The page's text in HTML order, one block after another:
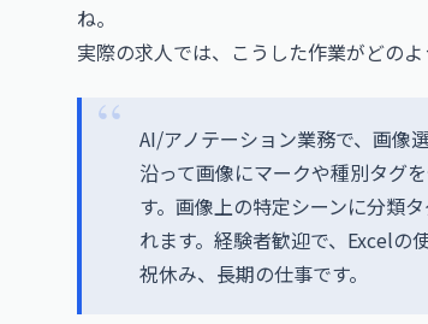
ね。
実際の求人では、こうした作業がどの
AI/アノテーション業務で、画像
沿って画像にマークや種別タグ
す。画像上の特定シーンに分類
れます。経験者歓迎で、Excelの
祝休み、長期の仕事です。